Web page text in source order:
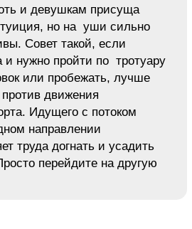
и девушкам присуща
но на уши сильно
Совет такой, если
и нужно пройти по тротуару
или пробежать, лучше
движения
Идущего с потоком
направлении
труда догнать и усадить
перейдите на другую